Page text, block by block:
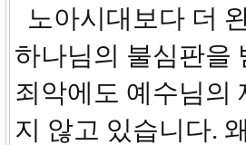
노아시대보다 더
하나님의 불심판을
죄악에도 예수님의
지 않고 있습니다.